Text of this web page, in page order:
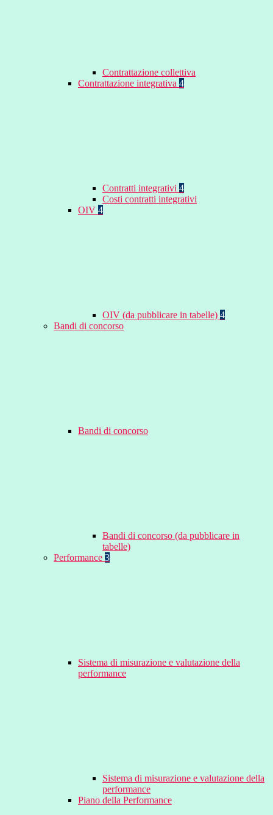
Contrattazione collettiva
Contrattazione integrativa 4
Contratti integrativi 4
Costi contratti integrativi
OIV 4
OIV (da pubblicare in tabelle) 4
Bandi di concorso
Bandi di concorso
Bandi di concorso (da pubblicare in
tabelle)
Performance 3
Sistema di misurazione e valutazione della
performance
Sistema di misurazione e valutazione della
performance
Piano della Performance